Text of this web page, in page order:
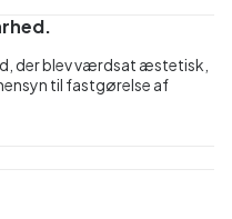
der blev værdsat æstetisk,
til fastgørelse af